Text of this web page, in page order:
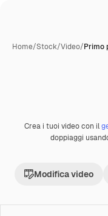
Home/Stock/Video/Primo
PremiumCreata con IA
Crea i tuoi video con il
doppiaggi
Modifica video